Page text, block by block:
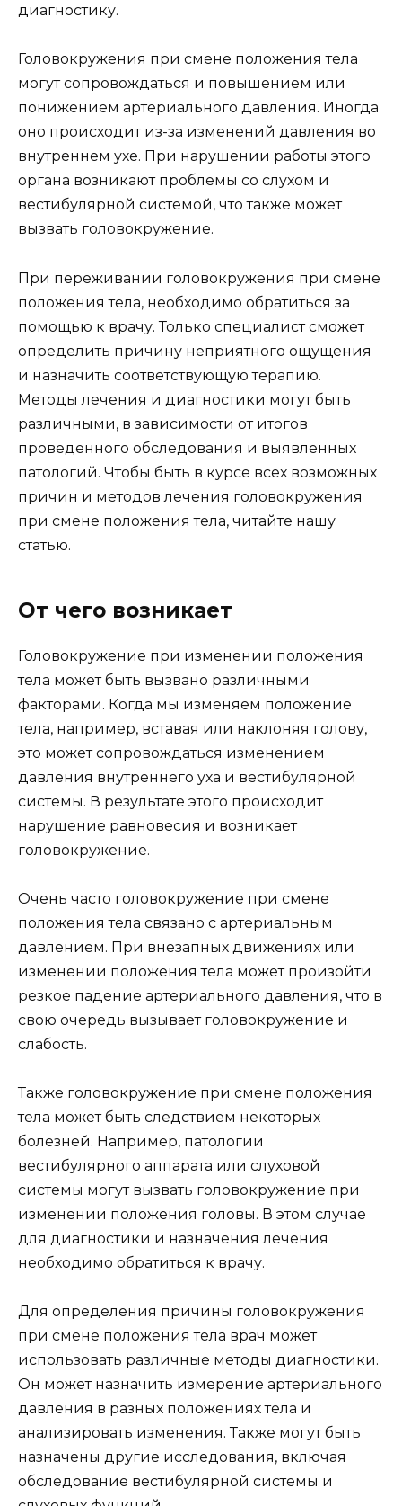
диагностику.
Головокружения при смене положения тела
могут сопровождаться и повышением или
понижением артериального давления. Иногда
оно происходит из-за изменений давления во
внутреннем ухе. При нарушении работы этого
органа возникают проблемы со слухом и
вестибулярной системой, что также может
вызвать головокружение.
При переживании головокружения при смене
положения тела, необходимо обратиться за
помощью к врачу. Только специалист сможет
определить причину неприятного ощущения
и назначить соответствующую терапию.
Методы лечения и диагностики могут быть
различными, в зависимости от итогов
проведенного обследования и выявленных
патологий. Чтобы быть в курсе всех возможных
причин и методов лечения головокружения
при смене положения тела, читайте нашу
статью.
От чего возникает
Головокружение при изменении положения
тела может быть вызвано различными
факторами. Когда мы изменяем положение
тела, например, вставая или наклоняя голову,
это может сопровождаться изменением
давления внутреннего уха и вестибулярной
системы. В результате этого происходит
нарушение равновесия и возникает
головокружение.
Очень часто головокружение при смене
положения тела связано с артериальным
давлением. При внезапных движениях или
изменении положения тела может произойти
резкое падение артериального давления, что в
свою очередь вызывает головокружение и
слабость.
Также головокружение при смене положения
тела может быть следствием некоторых
болезней. Например, патологии
вестибулярного аппарата или слуховой
системы могут вызвать головокружение при
изменении положения головы. В этом случае
для диагностики и назначения лечения
необходимо обратиться к врачу.
Для определения причины головокружения
при смене положения тела врач может
использовать различные методы диагностики.
Он может назначить измерение артериального
давления в разных положениях тела и
анализировать изменения. Также могут быть
назначены другие исследования, включая
обследование вестибулярной системы и